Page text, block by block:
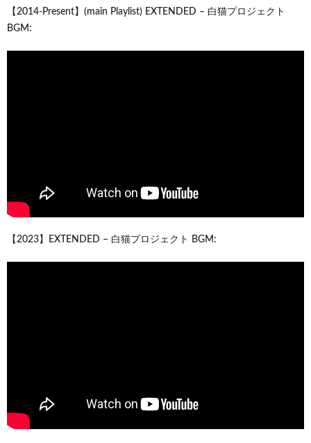
【2014-Present】(main Playlist) EXTENDED – 白猫プロジェクト
BGM:
【2023】EXTENDED – 白猫プロジェクト BGM: